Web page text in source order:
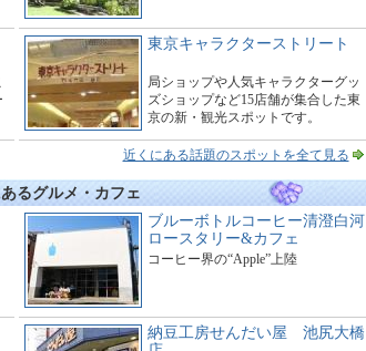
東京キャラクターストリート
局ショップや人気キャラクターグッ
ズショップなど15店舗が集合した東
京の新・観光スポットです。
近くにある話題のスポットを全て見る
るグルメ・カフェ
ブルーボトルコーヒー清澄白河
ロースタリー&カフェ
コーヒー界の“Apple”上陸
納豆工房せんだい屋 池尻大橋